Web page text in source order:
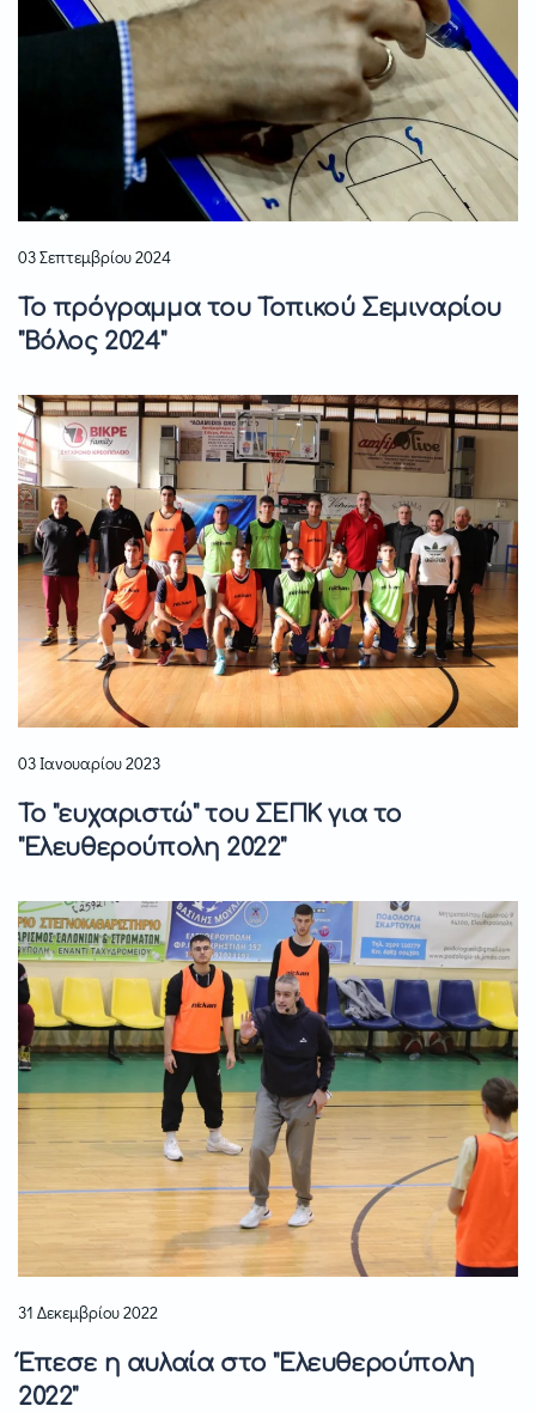
03 Σεπτεμβρίου 2024
Το πρόγραμμα του Τοπικού Σεμιναρίου
"Βόλος 2024"
03 Ιανουαρίου 2023
Το "ευχαριστώ" του ΣΕΠΚ για το
"Ελευθερούπολη 2022"
31 Δεκεμβρίου 2022
Έπεσε η αυλαία στο "Ελευθερούπολη
2022"